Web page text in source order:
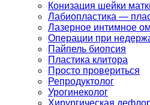
Конизация шейки
Лабиопластика —
Лазерное интимное
Операции при
Пайпель биопсия
Пластика клитора
Просто провериться
Репродуктолог
Урогинеколог